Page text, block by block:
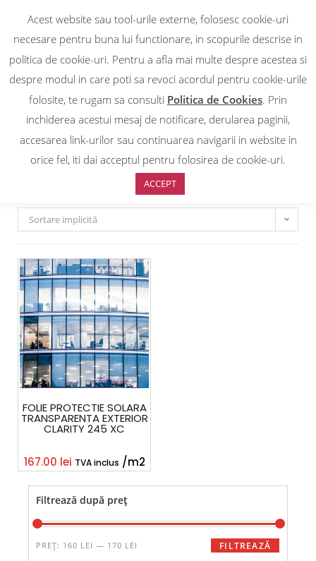
0
EXTERIOR TRANSPARENTE
Prima pagină / PROTECTIE SOLARA / EXTERIOR TRANSPARENTE
Filtrează după preț
FILTREAZĂ
PREȚ: 160 LEI — 170 LEI
EXTERIOR TRANSPARENTE
Sortare implicită
FOLIE PROTECTIE SOLARA
TRANSPARENTA EXTERIOR
CLARITY 245 XC
167.00 lei TVA inclus /m2
Acest website sau tool-urile externe, folosesc cookie-uri
necesare pentru buna lui functionare, in scopurile descrise in
politica de cookie-uri. Pentru a afla mai multe despre acestea si
despre modul in care poti sa revoci acordul pentru cookie-urile
folosite, te rugam sa consulti Politica de Cookies. Prin
inchiderea acestui mesaj de notificare, derularea paginii,
accesarea link-urilor sau continuarea navigarii in website in
orice fel, iti dai acceptul pentru folosirea de cookie-uri.
ACCEPT